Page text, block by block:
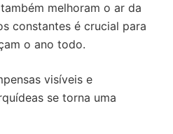
melhoram o ar da
constantes é crucial para
o ano todo.
visíveis e
se torna uma